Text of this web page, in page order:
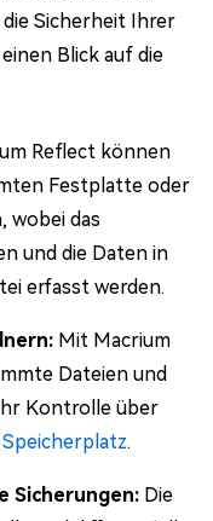
Sicherheit Ihrer
Blick auf die
Reflect können
Festplatte oder
wobei das
und die Daten in
erfasst werden.
Mit Macrium
Dateien und
Kontrolle über
.
Sicherungen: Die